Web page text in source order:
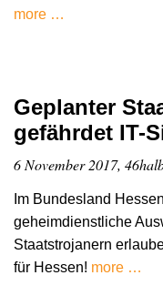
more …
Geplanter
gefährdet IT-
6 November 2017,
Im Bundesland
geheimdienstliche
Staatstrojanern
für Hessen! more …